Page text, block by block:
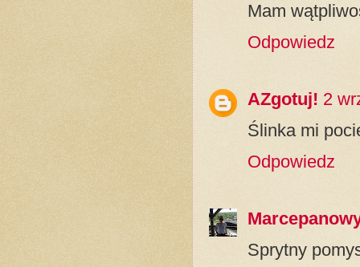
Mam
Odpowiedz
AZgotuj! 2
Ślinka mi
Odpowiedz
Sprytny